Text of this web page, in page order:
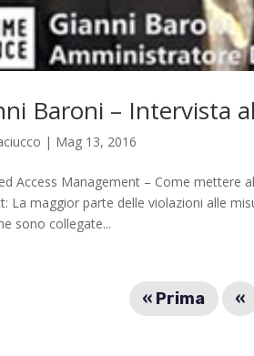
Baroni – Intervista
| Mag 13, 2016
Access Management – Come mettere
La maggior parte delle violazioni alle
sono collegate...
« Prima «